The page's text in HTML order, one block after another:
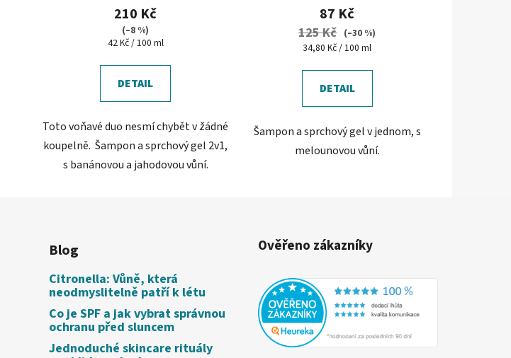
produktu
je
5,0
z
5
hvězdiček.
210 Kč
(–8 %)
Měrná
42 Kč / 100 ml
DETAIL
Toto voňavé duo nesmí chybět v žádné
koupelně. Šampon a sprchový gel 2v1,
s banánovou a jahodovou vůní.
87 Kč
125 Kč (–30 %)
Měrná
34,80 Kč / 100 ml
DETAIL
Šampon a sprchový gel v jednom, s
melounovou vůní.
Blog
Citronella: Vůně, která
neodmyslitelně patří k létu
Co je SPF a jak vybrat správnou
ochranu před sluncem
Jednoduché skincare rituály
Ověřeno zákazníky